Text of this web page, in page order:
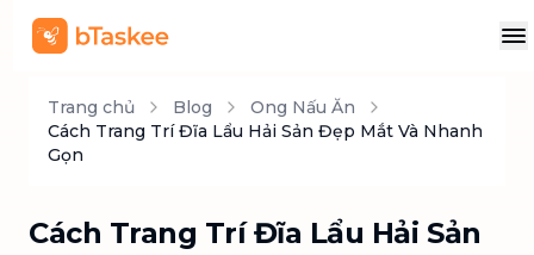
Trang chủ Blog
Ong Nấu Ăn
Cách Trang Trí Đĩa Lẩu Hải Sản Đẹp Mắt Và Nhanh
Gọn
Cách Trang Trí Đĩa Lẩu Hải Sản